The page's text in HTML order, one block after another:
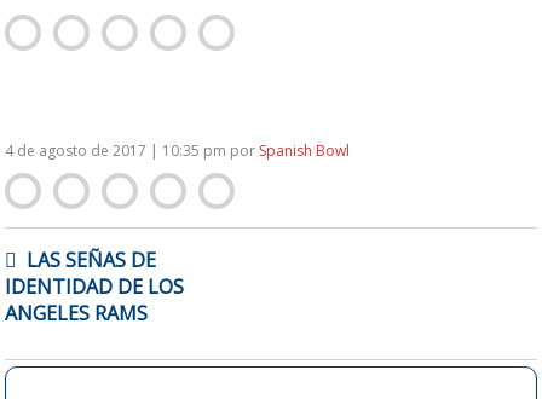
4 de agosto de 2017 | 10:35 pm por Spanish Bowl
NAVEGACIÓN
DE
ENTRADAS
LAS SEÑAS DE
IDENTIDAD DE LOS
ANGELES RAMS